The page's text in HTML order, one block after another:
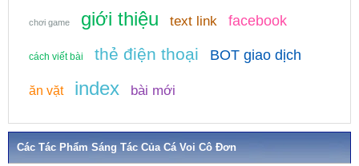
chơi game giới thiệu text link facebook
cách viết bài thẻ điện thoại BOT giao dịch
ăn vặt index bài mới
Các Tác Phẩm Sáng Tác Của Cá Voi Cô Đơn